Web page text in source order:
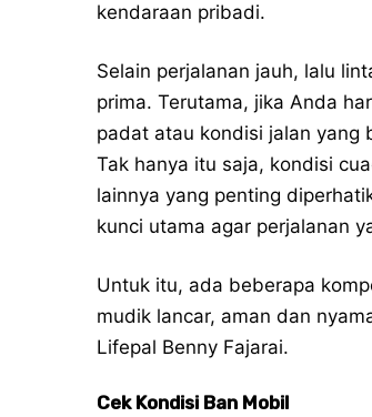
kendaraan pribadi.
Selain perjalanan jauh, lalu
prima. Terutama, jika Anda
padat atau kondisi jalan yang
Tak hanya itu saja, kondisi
lainnya yang penting
kunci utama agar perjalanan
Untuk itu, ada beberapa
mudik lancar, aman dan
Lifepal Benny Fajarai.
Cek Kondisi Ban Mobil